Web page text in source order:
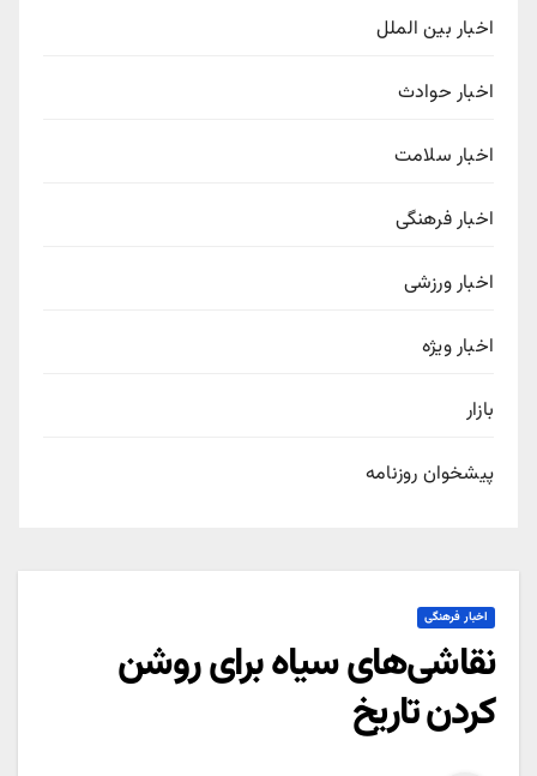
اخبار بین الملل
اخبار حوادث
اخبار سلامت
اخبار فرهنگی
اخبار ورزشی
اخبار ویژه
بازار
پیشخوان روزنامه
اخبار فرهنگی
نقاشی‌های سیاه برای روشن
کردن تاریخ